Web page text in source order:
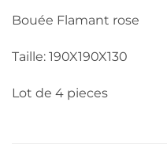
Bouée Flamant rose
Taille: 190X190X130
Lot de 4 pieces